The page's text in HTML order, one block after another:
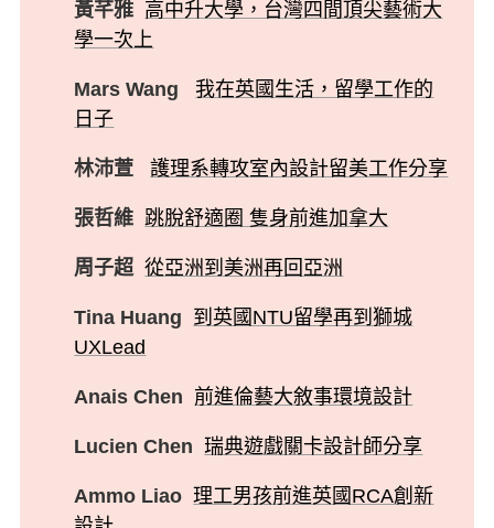
黃芊雅 高中升大學，台灣四間頂尖藝術大
學一次上
Mars Wang
我在英國生活，留學工作的
日子
林沛萱 護理系轉攻室內設計留美工作分享
張哲維 跳脫舒適圈 隻身前進加拿大
周子超 從亞洲到美洲再回亞洲
Tina Huang 到英國NTU留學再到獅城
UXLead
Anais Chen 前進倫藝大敘事環境設計
Lucien Chen 瑞典遊戲關卡設計師分享
Ammo Liao 理工男孩前進英國RCA創新